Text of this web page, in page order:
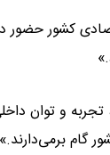
گذشته در خط مقدم جبهه
و توان
گام برمی‌دارند.»